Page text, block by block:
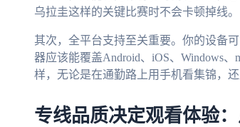
乌拉圭这样的关键比赛时不会卡顿掉线。
其次，全平台支持至关重要。你的设备
器应该能覆盖Android、iOS、Windows
样，无论是在通勤路上用手机看集锦，
专线品质决定观看体验